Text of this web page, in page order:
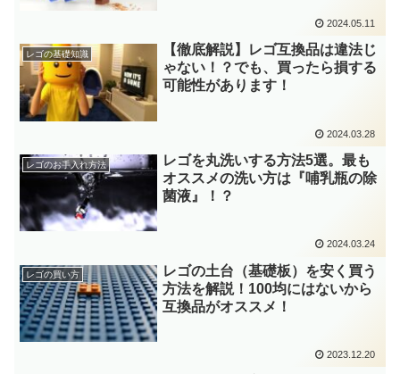
2024.05.11
レゴの基礎知識
【徹底解説】レゴ互換品は違法じ
ゃない！？でも、買ったら損する
可能性があります！
2024.03.28
レゴのお手入れ方法
レゴを丸洗いする方法5選。最も
オススメの洗い方は『哺乳瓶の除
菌液』！？
2024.03.24
レゴの買い方
レゴの土台（基礎板）を安く買う
方法を解説！100均にはないから
互換品がオススメ！
2023.12.20